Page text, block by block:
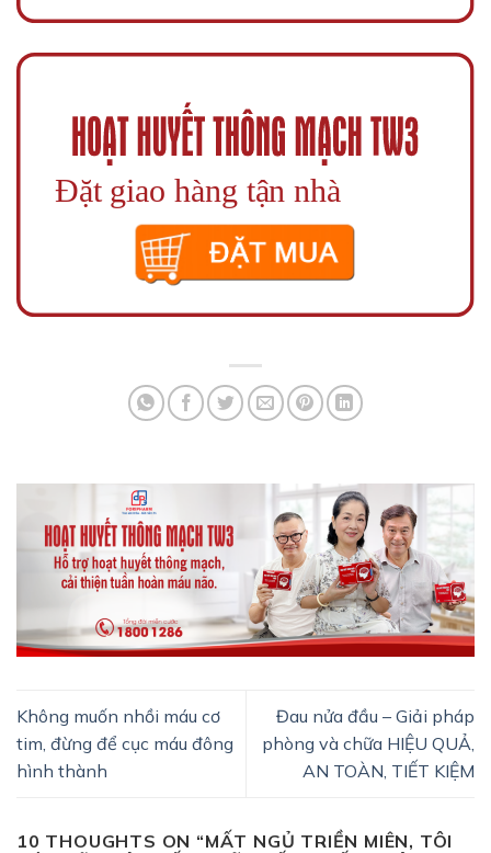
Không muốn nhồi máu cơ
tim, đừng để cục máu đông
hình thành
Đau nửa đầu – Giải pháp
phòng và chữa HIỆU QUẢ,
AN TOÀN, TIẾT KIỆM
10 THOUGHTS ON “MẤT NGỦ TRIỀN MIÊN, TÔI